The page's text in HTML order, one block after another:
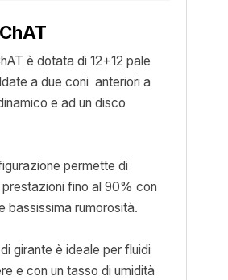
è dotata di 12+12 pale
a due coni anteriori a
e ad un disco
permette di
fino al 90% con
bassissima rumorosità.
girante è ideale per fluidi
e con un tasso di umidità